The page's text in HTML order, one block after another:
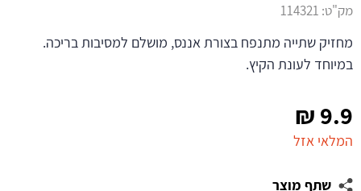
9.9
₪
המלאי אזל
שתף מוצר
מק"ט: 114321
מחזיק שתייה מתנפח בצורת אננס, מושלם למסיבות בריכה.
במיוחד לעונת הקיץ.